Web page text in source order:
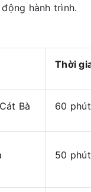
hành trình.
Thời
Bà 60 phút
50